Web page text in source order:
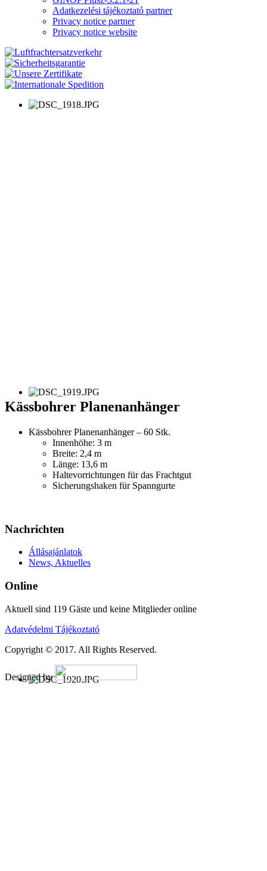
Adatkezelési tájékoztató partner
Privacy notice partner
Privacy notice website
Kässbohrer Planenanhänger
Kässbohrer Planenanhänger – 60 Stk.
Innenhöhe: 3 m
Breite: 2,4 m
Länge: 13,6 m
Haltevorrichtungen für das Frachtgut
Sicherungshaken für Spanngurte
Nachrichten
Állásajánlatok
News, Aktuelles
Online
Aktuell sind 119 Gäste und keine Mitglieder online
Adatvédelmi Tájékoztató
Copyright © 2017. All Rights Reserved.
Designed by